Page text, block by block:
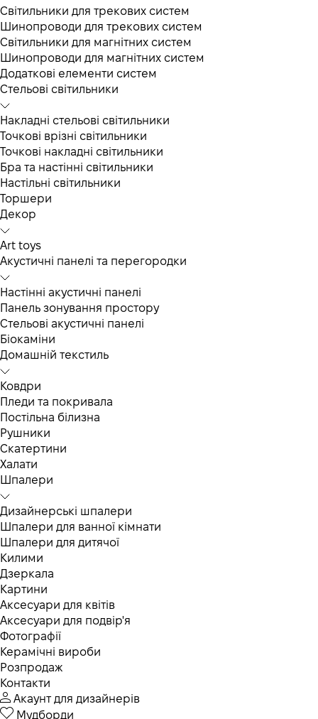
Світильники для трекових систем
Шинопроводи для трекових систем
Світильники для магнітних систем
Шинопроводи для магнітних систем
Додаткові елементи систем
Cтельові світильники
Накладні стельові світильники
Точкові врізні світильники
Точкові накладні світильники
Бра та настінні світильники
Настільні світильники
Торшери
Декор
Art toys
Акустичні панелі та перегородки
Настінні акустичні панелі
Панель зонування простору
Стельові акустичні панелі
Біокаміни
Домашній текстиль
Ковдри
Пледи та покривала
Постільна білизна
Рушники
Скатертини
Халати
Шпалери
Дизайнерські шпалери
Шпалери для ванної кімнати
Шпалери для дитячої
Килими
Дзеркала
Картини
Аксесуари для квітів
Аксесуари для подвір'я
Фотографії
Керамічні вироби
Розпродаж
Контакти
Акаунт для дизайнерів
Мудборди